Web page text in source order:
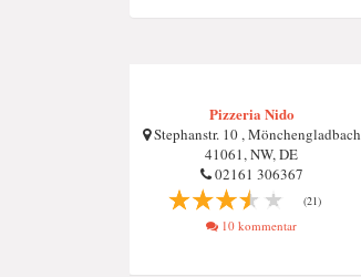
Pizzeria Nido
Stephanstr. 10 , Mönchengladbach
41061, NW, DE
02161 306367
(21)
10 kommentar